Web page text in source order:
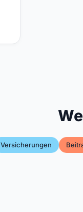
Versicherungen